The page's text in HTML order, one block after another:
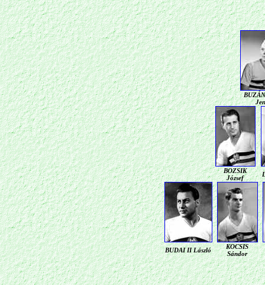
BOZSIK
József
BUDAI II László
KOCSIS
Sándor